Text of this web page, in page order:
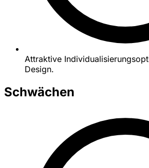
Attraktive
Design.
Schwächen